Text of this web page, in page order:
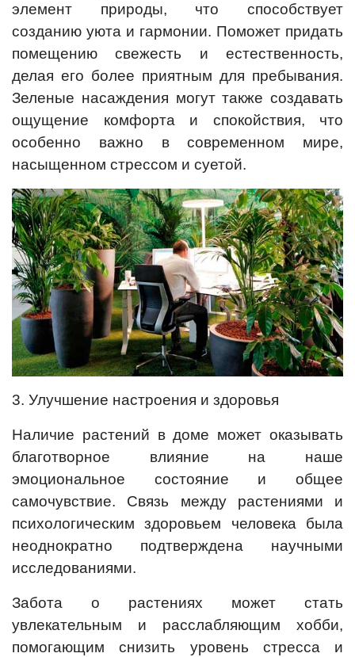
элемент природы, что способствует
созданию уюта и гармонии. Поможет придать
помещению свежесть и естественность,
делая его более приятным для пребывания.
Зеленые насаждения могут также создавать
ощущение комфорта и спокойствия, что
особенно важно в современном мире,
насыщенном стрессом и суетой.
3. Улучшение настроения и здоровья
Наличие растений в доме может оказывать
благотворное влияние на наше
эмоциональное состояние и общее
самочувствие. Связь между растениями и
психологическим здоровьем человека была
неоднократно подтверждена научными
исследованиями.
Забота о растениях может стать
увлекательным и расслабляющим хобби,
помогающим снизить уровень стресса и